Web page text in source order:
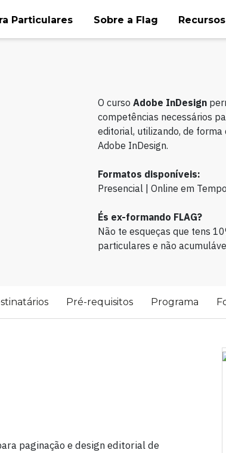
Particulares Sobre a Flag
O curso Adobe InDesign
competências necessários
editorial, utilizando, de
Adobe InDesign.
Formatos disponíveis:
Presencial | Online em
És ex-formando FLAG?
Não te esqueças que tens
particulares e não
Pré-requisitos Programa
paginação e design editorial de